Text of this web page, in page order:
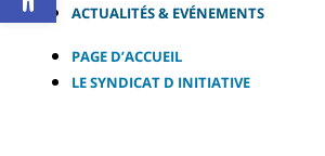
ACTUALITÉS & EVÉNEMENTS
PAGE D’ACCUEIL
LE SYNDICAT D INITIATIVE